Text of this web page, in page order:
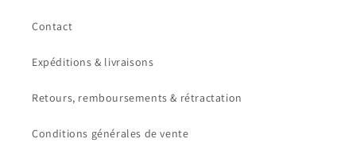
Contact
Expéditions & livraisons
Retours, remboursements & rétractation
Conditions générales de vente